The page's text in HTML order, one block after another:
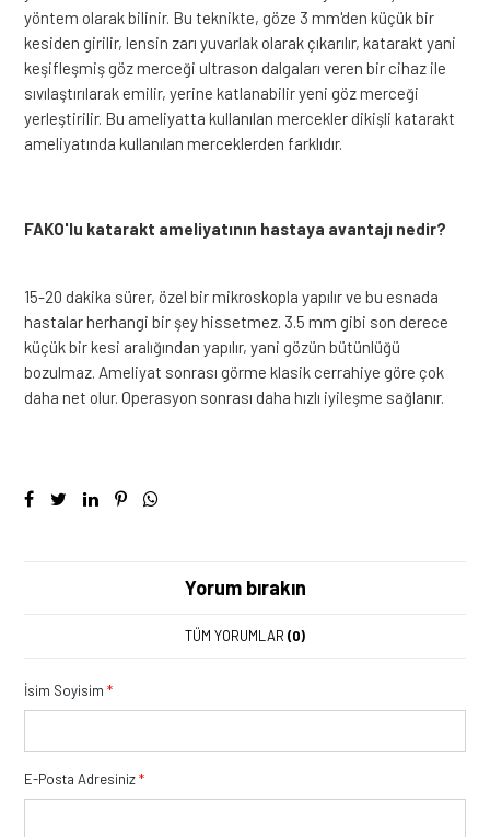
yöntem olarak bilinir. Bu teknikte, göze 3 mm'den küçük bir
kesiden girilir, lensin zarı yuvarlak olarak çıkarılır, katarakt yani
keşifleşmiş göz merceği ultrason dalgaları veren bir cihaz ile
sıvılaştırılarak emilir, yerine katlanabilir yeni göz merceği
yerleştirilir. Bu ameliyatta kullanılan mercekler dikişli katarakt
ameliyatında kullanılan merceklerden farklıdır.
FAKO'lu katarakt ameliyatının hastaya avantajı nedir?
15-20 dakika sürer, özel bir mikroskopla yapılır ve bu esnada
hastalar herhangi bir şey hissetmez. 3.5 mm gibi son derece
küçük bir kesi aralığından yapılır, yani gözün bütünlüğü
bozulmaz. Ameliyat sonrası görme klasik cerrahiye göre çok
daha net olur. Operasyon sonrası daha hızlı iyileşme sağlanır.
Yorum bırakın
TÜM YORUMLAR (0)
İsim Soyisim*
E-Posta Adresiniz*